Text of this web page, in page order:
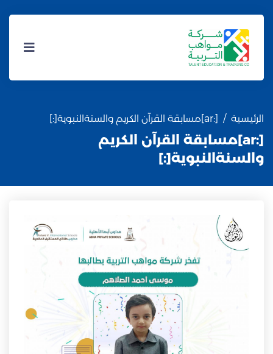
الرئيسية [:ar]مسابقة القرآن الكريم والسنةالنبوية[:]
[:ar]مسابقة القرآن الكريم
والسنةالنبوية[:]